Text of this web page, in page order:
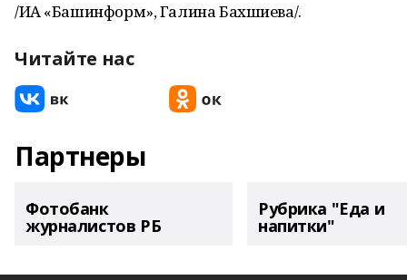
/ИА «Башинформ», Галина Бахшиева/.
Читайте нас
Партнеры
Фотобанк
журналистов РБ
Рубрика "Еда и
напитки"